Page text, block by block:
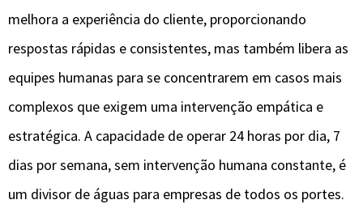
melhora a experiência do cliente, proporcionando
respostas rápidas e consistentes, mas também libera as
equipes humanas para se concentrarem em casos mais
complexos que exigem uma intervenção empática e
estratégica. A capacidade de operar 24 horas por dia, 7
dias por semana, sem intervenção humana constante, é
um divisor de águas para empresas de todos os portes.